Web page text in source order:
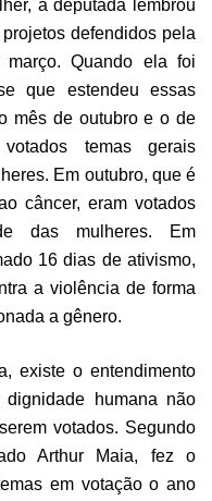
a deputada lembrou
defendidos pela
Quando ela foi
que estendeu essas
mês de outubro e o de
temas gerais
Em outubro, que é
câncer, eram votados
das mulheres. Em
16 dias de ativismo,
a violência de forma
a gênero.
existe o entendimento
humana não
votados. Segundo
Arthur Maia, fez o
em votação o ano